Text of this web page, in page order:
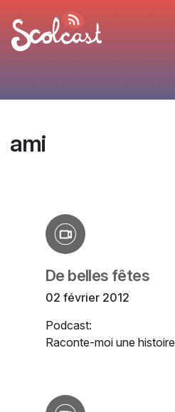
ami
De belles fêtes
02 février 2012
Podcast:
Raconte-moi une histoire